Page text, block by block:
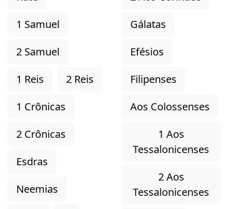
1 Samuel
2 Samuel
1 Reis
2 Reis
1 Crônicas
2 Crônicas
Esdras
Neemias
Gálatas
Efésios
Filipenses
Aos Colossenses
1 Aos
Tessalonicenses
2 Aos
Tessalonicenses